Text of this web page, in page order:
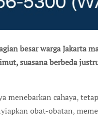
suasana berbeda
obat-obatan,